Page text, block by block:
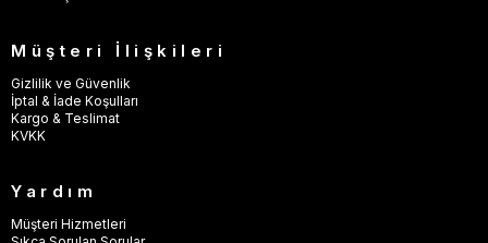
Müşteri İlişkileri
Gizlilik ve Güvenlik
İptal & İade Koşulları
Kargo & Teslimat
KVKK
Yardım
Müşteri Hizmetleri